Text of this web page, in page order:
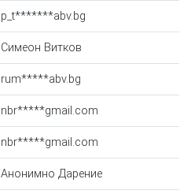
p_t*******abv.bg
Симеон Витков
rum*****abv.bg
nbr*****gmail.com
nbr*****gmail.com
Анонимно Дарение